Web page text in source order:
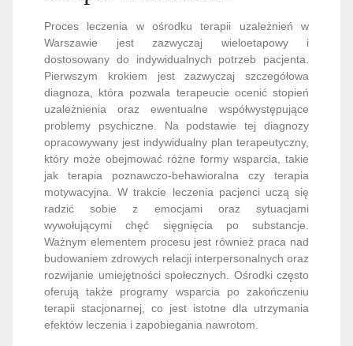
Proces leczenia w ośrodku terapii uzależnień w
Warszawie jest zazwyczaj wieloetapowy i
dostosowany do indywidualnych potrzeb pacjenta.
Pierwszym krokiem jest zazwyczaj szczegółowa
diagnoza, która pozwala terapeucie ocenić stopień
uzależnienia oraz ewentualne współwystępujące
problemy psychiczne. Na podstawie tej diagnozy
opracowywany jest indywidualny plan terapeutyczny,
który może obejmować różne formy wsparcia, takie
jak terapia poznawczo-behawioralna czy terapia
motywacyjna. W trakcie leczenia pacjenci uczą się
radzić sobie z emocjami oraz sytuacjami
wywołującymi chęć sięgnięcia po substancje.
Ważnym elementem procesu jest również praca nad
budowaniem zdrowych relacji interpersonalnych oraz
rozwijanie umiejętności społecznych. Ośrodki często
oferują także programy wsparcia po zakończeniu
terapii stacjonarnej, co jest istotne dla utrzymania
efektów leczenia i zapobiegania nawrotom.